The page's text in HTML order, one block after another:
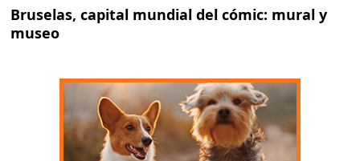
Bruselas, capital mundial del cómic: mural y
museo